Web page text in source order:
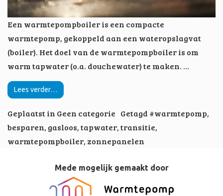
Een warmtepompboiler is een compacte
warmtepomp, gekoppeld aan een wateropslagvat
(boiler). Het doel van de warmtepompboiler is om
warm tapwater (o.a. douchewater) te maken. …
Lees verder…
Geplaatst in Geen categorie Getagd #warmtepomp,
besparen, gasloos,tapwater,transitie,
warmtepompboiler, zonnepanelen
Mede mogelijk gemaakt door